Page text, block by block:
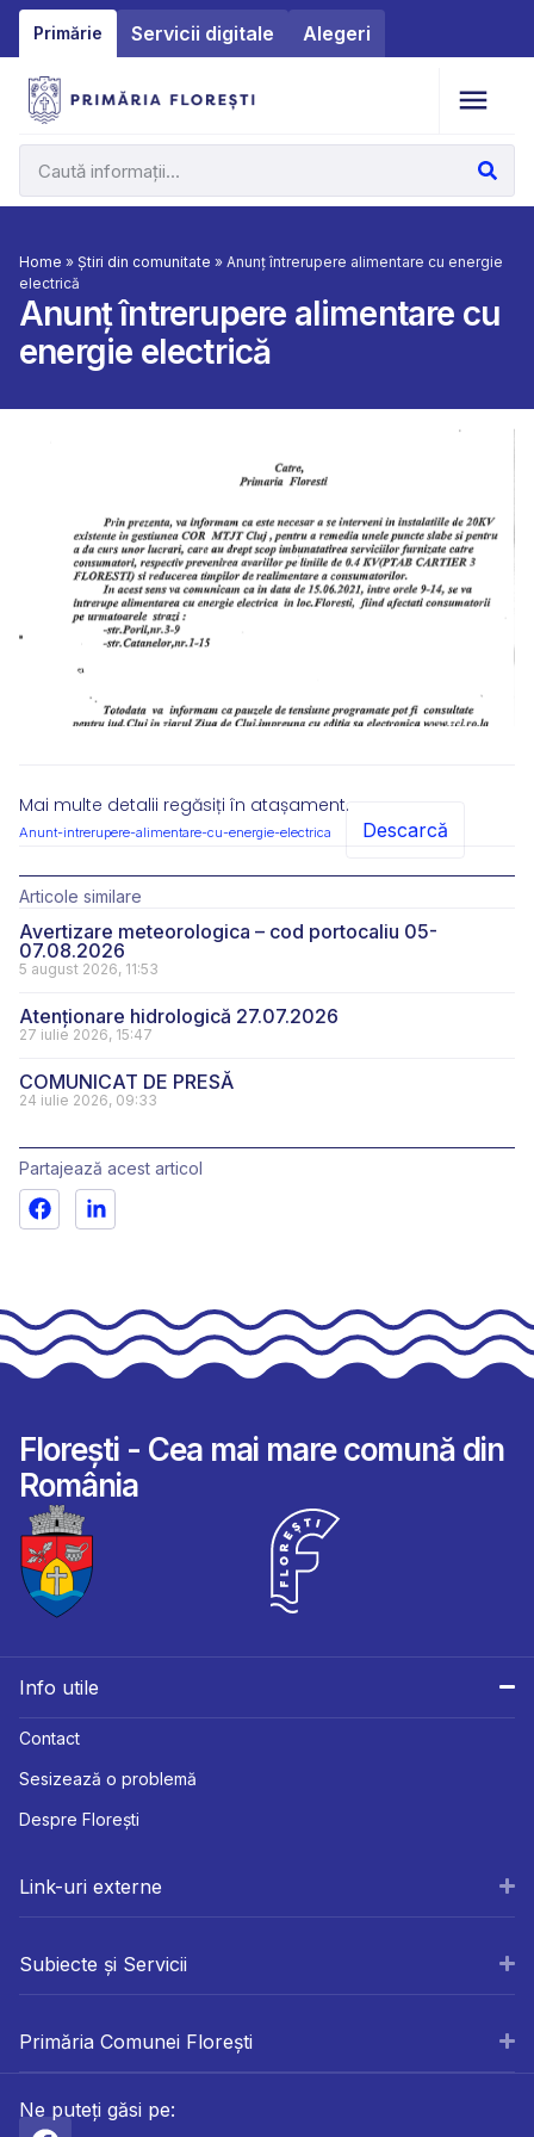
Primărie Servicii digitale Alegeri
Home » Știri din comunitate » Anunț întrerupere alimentare cu energie
electrică
Anunț întrerupere alimentare cu
energie electrică
Mai multe detalii regăsiți în atașament.
Anunt-intrerupere-alimentare-cu-energie-electrica Descarcă
Articole similare
Avertizare meteorologica – cod portocaliu 05-
07.08.2026
5 august 2026, 11:53
Atenționare hidrologică 27.07.2026
27 iulie 2026, 15:47
COMUNICAT DE PRESĂ
24 iulie 2026, 09:33
Partajează acest articol
Florești - Cea mai mare comună din
România
Info utile
Contact
Sesizează o problemă
Despre Florești
Link-uri externe
Subiecte și Servicii
Primăria Comunei Florești
Ne puteți găsi pe: